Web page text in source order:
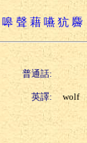
嗥 聲 藉 嚥 犺 麡
普通話:
英譯: wolf